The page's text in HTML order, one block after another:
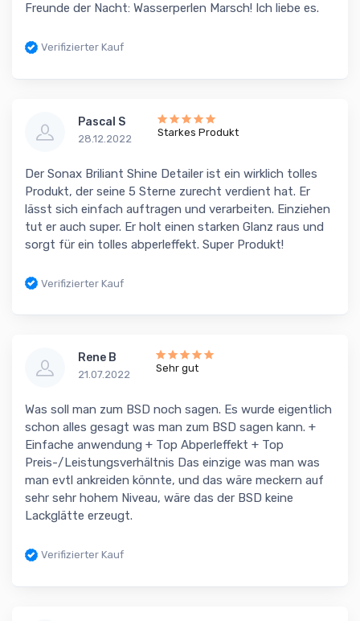
Freunde der Nacht: Wasserperlen Marsch! Ich liebe es.
Verifizierter Kauf
Pascal S
28.12.2022
Starkes Produkt
Der Sonax Briliant Shine Detailer ist ein wirklich tolles
Produkt, der seine 5 Sterne zurecht verdient hat. Er
lässt sich einfach auftragen und verarbeiten. Einziehen
tut er auch super. Er holt einen starken Glanz raus und
sorgt für ein tolles abperleffekt. Super Produkt!
Verifizierter Kauf
Rene B
21.07.2022
Sehr gut
Was soll man zum BSD noch sagen. Es wurde eigentlich
schon alles gesagt was man zum BSD sagen kann. +
Einfache anwendung + Top Abperleffekt + Top
Preis-/Leistungsverhältnis Das einzige was man was
man evtl ankreiden könnte, und das wäre meckern auf
sehr sehr hohem Niveau, wäre das der BSD keine
Lackglätte erzeugt.
Verifizierter Kauf